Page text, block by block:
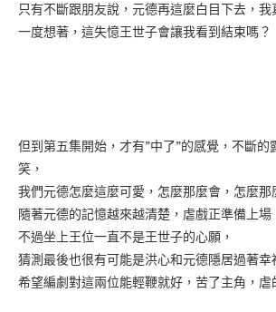
只有不斷跟朋友說，元德再這麼白目下去，我
一度想著，這失憶王世子會讓我看到結束嗎？
但到第五集開始，才有”中了”的感覺，不斷的
笑，
我們元德怎麼這麼可愛，怎麼那麼會，怎麼那
隨著元德的記憶越來越清楚，虐戲正準備上場
不過坐上王位一直不是王世子的心願，
猜測最後也很有可能是洪心和元德隱居過著幸
希望編劇對這兩位能輕鞭就好，苦了主角，虐